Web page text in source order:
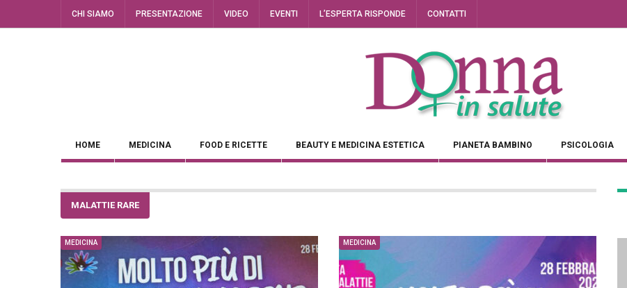
CHI SIAMO PRESENTAZIONE VIDEO EVENTI L’ESPERTA RISPONDE CONTATTI
HOME MEDICINA FOOD E RICETTE BEAUTY E MEDICINA ESTETICA PIANETA BAMBINO PSICOLOGIA
MALATTIE RARE
MEDICINA MEDICINA